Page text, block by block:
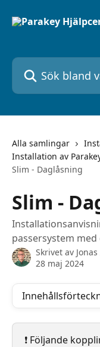
Sök bland våra
Alla samlingar
Installation av
Slim - Daglåsning
Slim -
passersystem
Skrivet av
28 maj 2024
❗️ Följande